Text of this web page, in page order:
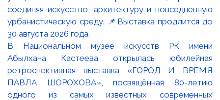
В Национальном музее искусств РК имени
Абылхана Кастеева открылась юбилейная
ретроспективная выставка «ГОРОД И ВРЕМЯ
ПАВЛА ШОРОХОВА», посвящённая 80-летию
одного из самых известных современных